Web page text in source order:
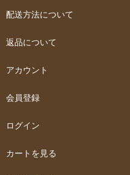
配送方法について
返品について
アカウント
会員登録
ログイン
カートを見る